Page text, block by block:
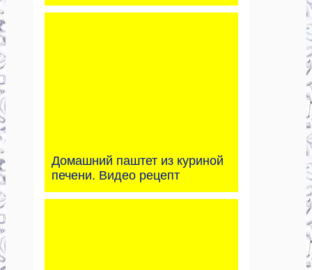
Домашний паштет из куриной
печени. Видео рецепт